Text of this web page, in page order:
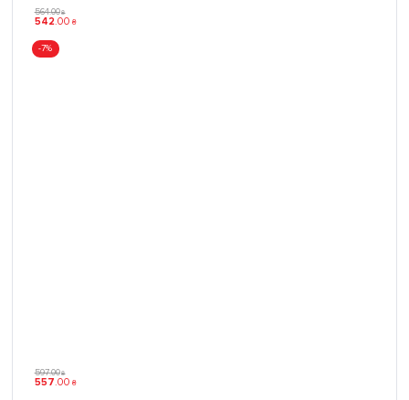
564.00 ₴
542.00 ₴
-7%
597.00 ₴
557.00 ₴